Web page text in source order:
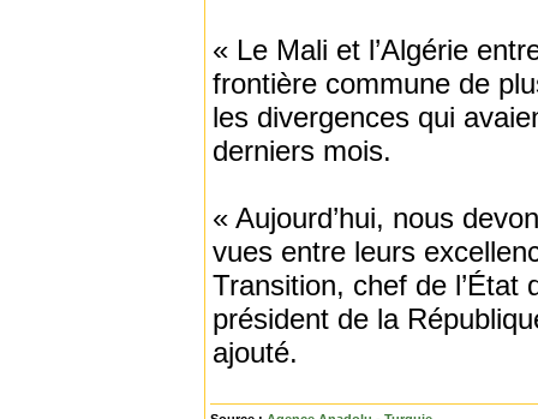
« Le Mali et l’Algérie
frontière commune de
les divergences qui
derniers mois.
« Aujourd’hui, nous
vues entre leurs
Transition, chef de l’État
président de la
ajouté.